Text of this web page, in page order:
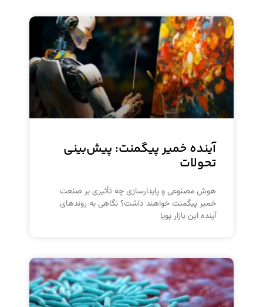
آینده خمیر پیگمنت: پیش‌بینی
تحولات
هوش مصنوعی و پایدارسازی چه تأثیری بر صنعت
خمیر پیگمنت خواهند داشت؟ نگاهی به روندهای
آینده این بازار پویا